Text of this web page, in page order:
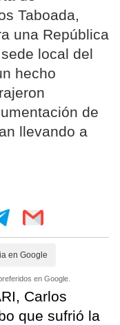
Taboada,
una República
local del
hecho
de
llevando a
en Google
en Google.
Carlos
que sufrió la